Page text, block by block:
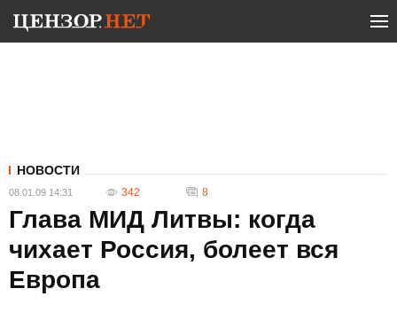
НОВОСТИ
08.01.09 14:31 342 8
Глава МИД Литвы: когда
чихает Россия, болеет вся
Европа